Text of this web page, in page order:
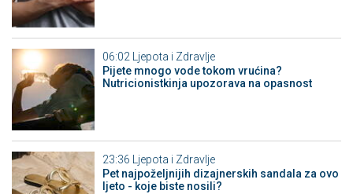
06:02 Ljepota i Zdravlje
Pijete mnogo vode tokom vrućina?
Nutricionistkinja upozorava na opasnost
23:36
Ljepota i Zdravlje
Pet najpoželjnijih dizajnerskih sandala za ovo
ljeto - koje biste nosili?